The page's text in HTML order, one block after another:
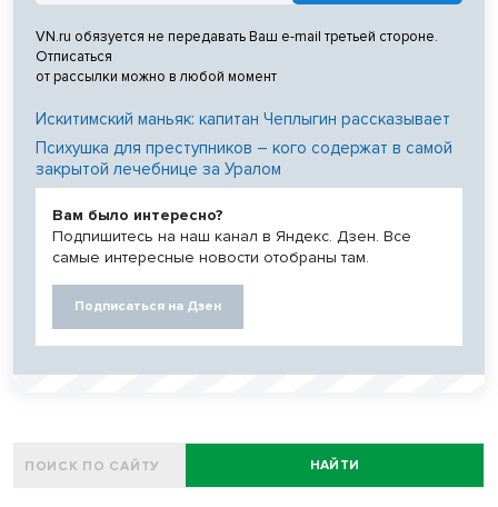
VN.ru обязуется не передавать Ваш e-mail третьей стороне.
Отписаться
от рассылки можно в любой момент
Искитимский маньяк: капитан Чеплыгин рассказывает
Психушка для преступников – кого содержат в самой
закрытой лечебнице за Уралом
Вам было интересно?
Подпишитесь на наш канал в Яндекс. Дзен. Все
самые интересные новости отобраны там.
Подписаться на Дзен
НАЙТИ